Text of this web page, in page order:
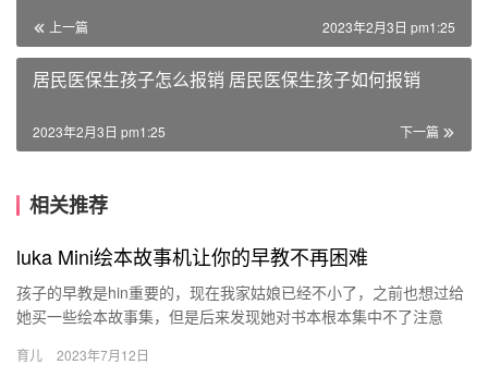
上一篇 2023年2月3日 pm1:25
居民医保生孩子怎么报销 居民医保生孩子如何报销
下一篇
2023年2月3日 pm1:25
相关推荐
luka Mini绘本故事机让你的早教不再困难
孩子的早教是hin重要的，现在我家姑娘已经不小了，之前也想过给
她买一些绘本故事集，但是后来发现她对书本根本集中不了注意
育儿 2023年7月12日